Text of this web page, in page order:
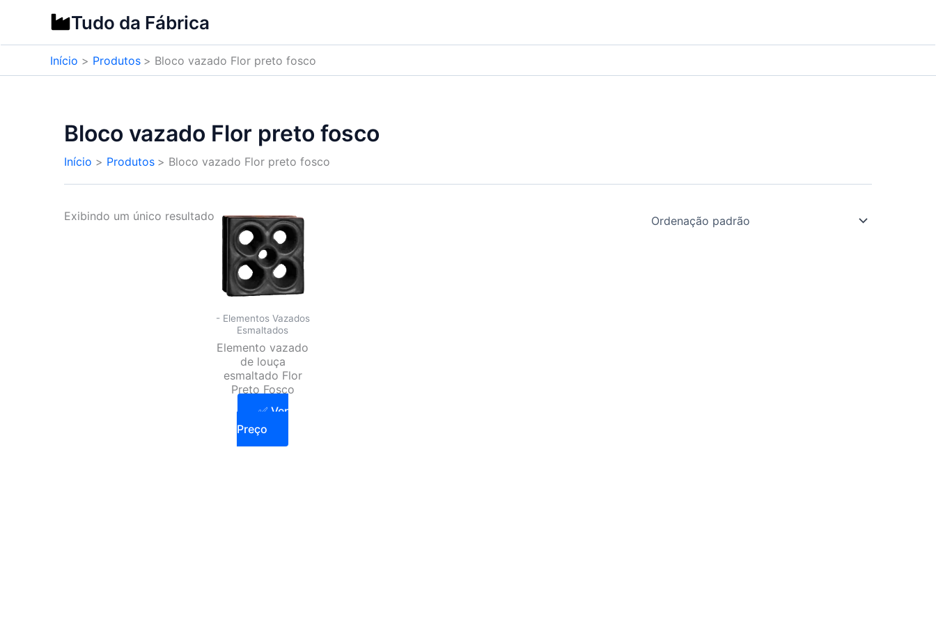
o
Tudo da Fábrica
Início Produtos Bloco vazado Flor preto fosco
Bloco vazado Flor preto fosco
Início Produtos Bloco vazado Flor preto fosco
Exibindo um único resultado
- Elementos Vazados
Esmaltados
Elemento vazado
de louça
esmaltado Flor
Preto Fosco
✅ Ver
Preço